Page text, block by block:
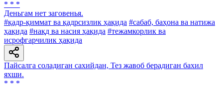
* * *
Деньгам нет заговенья.
#қадр-қиммат ва қадрсизлик ҳақида #сабаб, баҳона ва натижа
ҳақида #нақд ва насия ҳақида #тежамкорлик ва
исрофгарчилик ҳақида
Пайсалга соладиган сахийдан, Тез жавоб берадиган бахил
яхши.
* * *